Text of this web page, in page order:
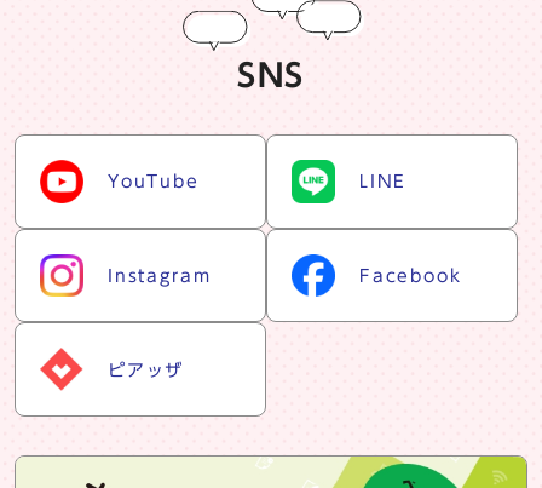
SNS
snsリスト
YouTube LINE
Instagram Facebook
ピアッザ
snsバナー